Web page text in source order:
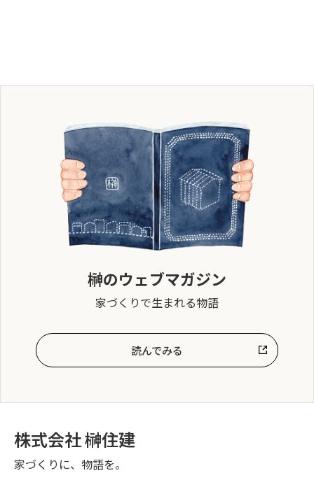
榊のウェブマガジン
家づくりで生まれる物語
読んでみる
株式会社 榊住建
家づくりに、物語を。